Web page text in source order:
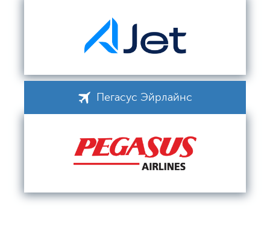
Пегасус Эйрлайнс